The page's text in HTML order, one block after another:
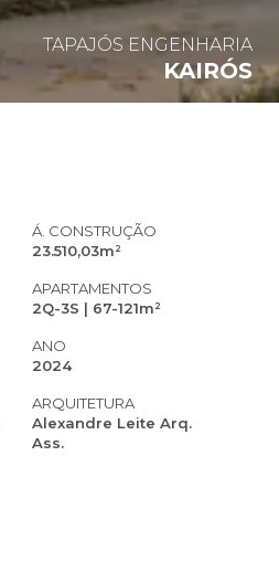
TAPAJÓS ENGENHARIA
KAIRÓS
Á. CONSTRUÇÃO
23.510,03m²
APARTAMENTOS
2Q-3S | 67-121m²
ANO
2024
ARQUITETURA
Alexandre Leite Arq.
Ass.